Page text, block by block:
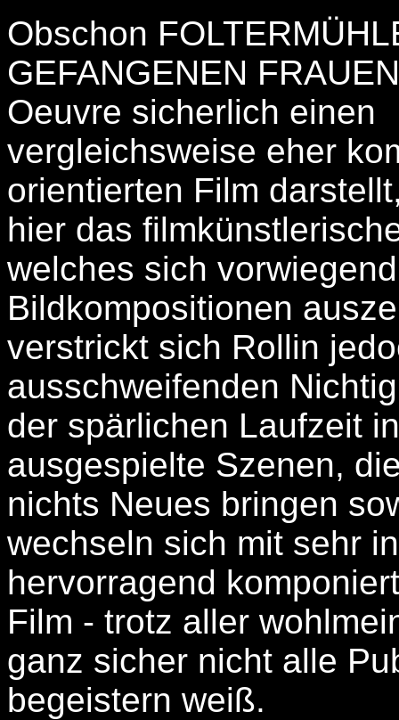
Obschon
GEFANGENEN
Oeuvre sicherlich einen
vergleichsweise eher
orientierten Film
hier das
welches sich
Bildkompositionen
verstrickt sich Rollin
ausschweifenden
der spärlichen Laufzeit
ausgespielte Szenen,
nichts Neues bringen
wechseln sich mit sehr
hervorragend
Film - trotz aller
ganz sicher nicht alle
begeistern weiß.